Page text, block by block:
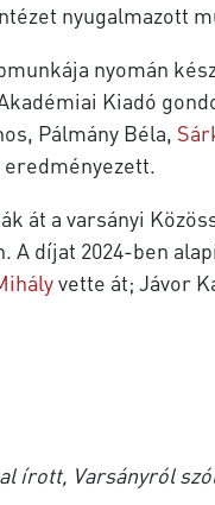
nyugalmazott
nyomán
Kiadó
Pálmány Béla,
át a varsányi
díjat 2024-ben
vette át; Jávor
írott, Varsányról